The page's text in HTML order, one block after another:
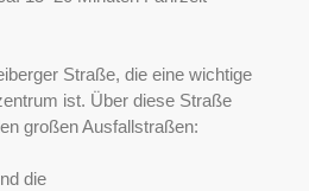
Straße, die eine wichtige
ist. Über diese Straße
großen Ausfallstraßen:
die